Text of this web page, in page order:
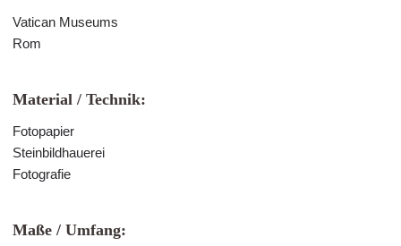
Vatican Museums
Rom
Material / Technik:
Fotopapier
Steinbildhauerei
Fotografie
Maße / Umfang: